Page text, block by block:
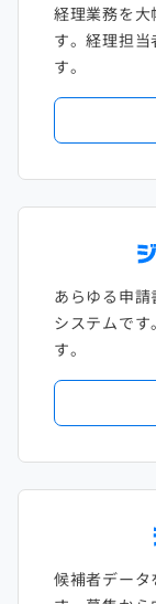
経理業務を
す。経理担
す。
あらゆる申
システムで
す。
候補者データ